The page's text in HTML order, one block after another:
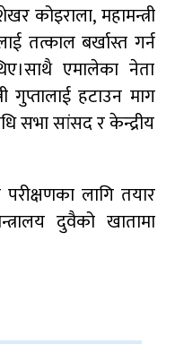
कोइराला, महामन्त्री
तत्काल बर्खास्त गर्न
एमालेका नेता
गुप्तालाई हटाउन माग
सभा सांसद र केन्द्रीय
लागि तयार
दुवैको खातामा